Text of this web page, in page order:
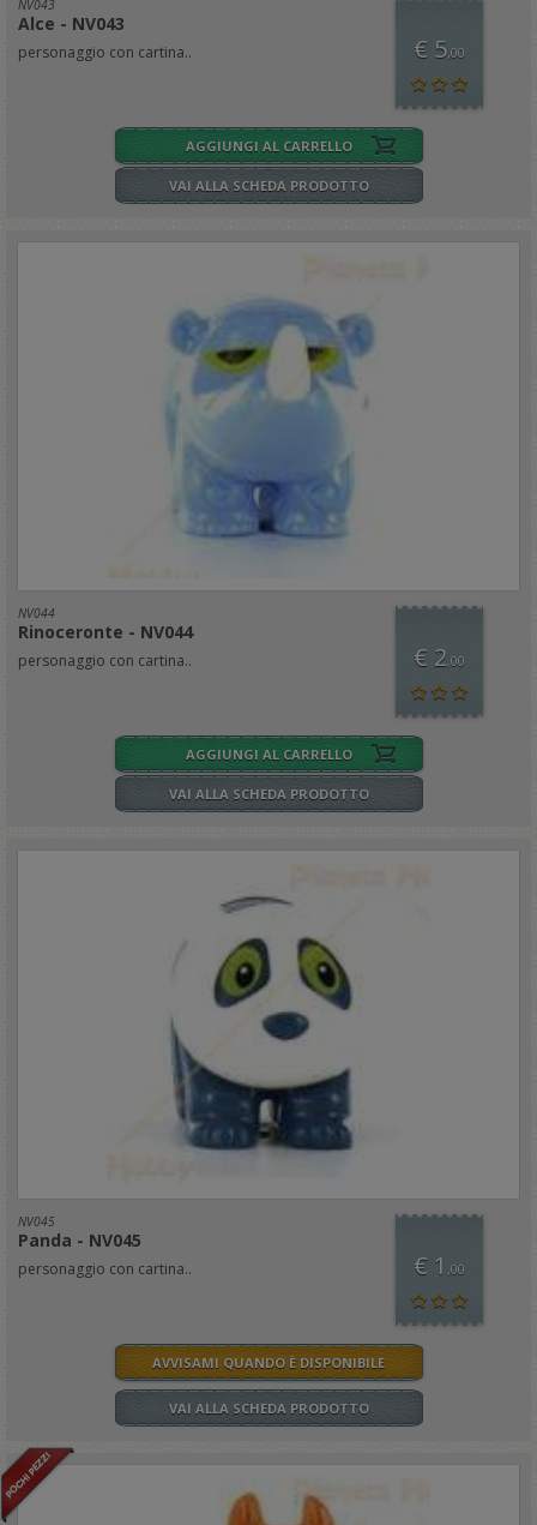
NV043
Alce - NV043
personaggio con cartina.. € 5,00
AGGIUNGI AL CARRELLO
VAI ALLA SCHEDA PRODOTTO
NV044
Rinoceronte - NV044
personaggio con cartina.. € 2,00
AGGIUNGI AL CARRELLO
VAI ALLA SCHEDA PRODOTTO
NV045
Panda - NV045
personaggio con cartina.. € 1 ,00
AVVISAMI QUANDO È DISPONIBILE
VAI ALLA SCHEDA PRODOTTO